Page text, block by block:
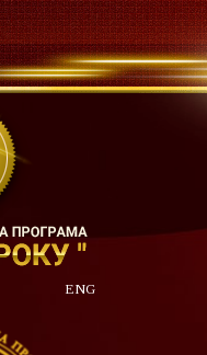
ENG